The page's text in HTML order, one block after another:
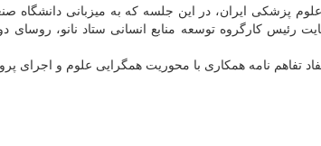
علوم پزشکی ایران، در این جلسه که به میزبانی
رئیس کارگروه توسعه منابع انسانی ستاد نانو، روسای
تفاهم نامه همکاری با محوریت همگرایی علوم و اجرای